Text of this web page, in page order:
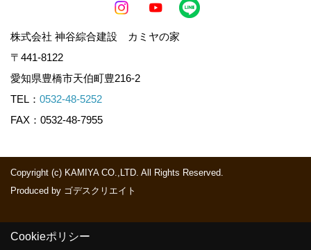
株式会社 神谷綜合建設 カミヤの家
〒441-8122
愛知県豊橋市天伯町豊216-2
TEL： 0532-48-5252
FAX：0532-48-7955
Copyright (c) KAMIYA CO.,LTD. All Rights Reserved.
Produced by ゴデスクリエイト
Cookieポリシー